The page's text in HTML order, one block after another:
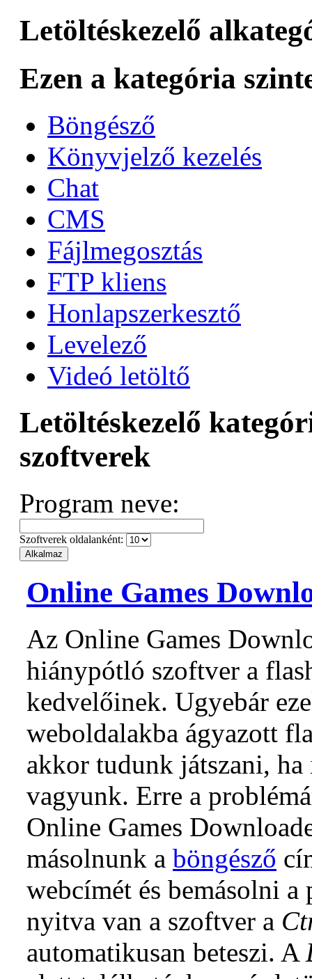
Letöltéskezelő
Ezen a kategória
Böngésző
Könyvjelző kezelés
Chat
CMS
Fájlmegosztás
FTP kliens
Honlapszerkesztő
Levelező
Videó letöltő
Letöltéskezelő
szoftverek
Program neve:
Szoftverek oldalanként:
Online Games
Az Online Games
hiánypótló szoftver a
kedvelőinek. Ugyebár
weboldalakba ágyazott
akkor tudunk játszani,
vagyunk. Erre a
Online Games
másolnunk a böngésző
webcímét és bemásolni a
nyitva van a szoftver a
automatikusan beteszi. A